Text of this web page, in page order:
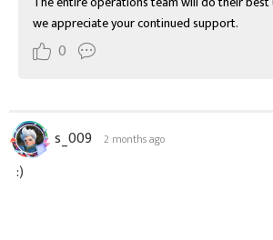
we appreciate your continued support.
0
s_009 2 months ago
:)